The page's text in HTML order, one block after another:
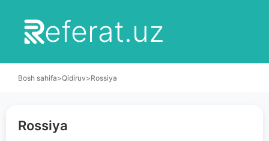
eferat.uz
Bosh sahifa>Qidiruv>Rossiya
Rossiya